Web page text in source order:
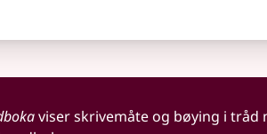
viser skrivemåte og bøying i tråd